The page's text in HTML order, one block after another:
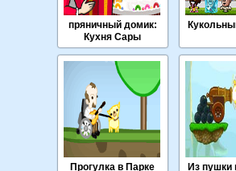
пряничный домик:
Кухня Сары
Прогулка в Парке
Из